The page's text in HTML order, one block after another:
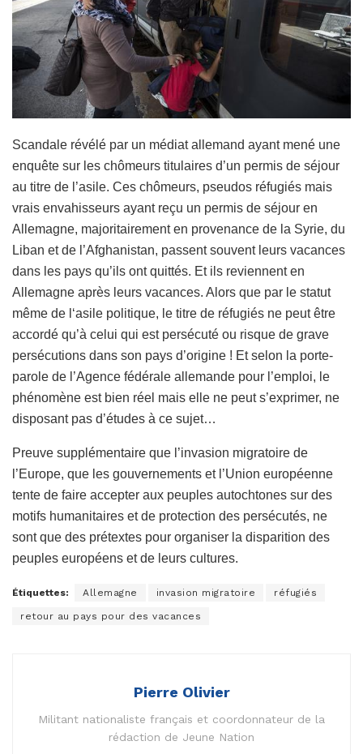
Scandale révélé par un médiat allemand ayant mené une
enquête sur les chômeurs titulaires d’un permis de séjour
au titre de l’asile. Ces chômeurs, pseudos réfugiés mais
vrais envahisseurs ayant reçu un permis de séjour en
Allemagne, majoritairement en provenance de la Syrie, du
Liban et de l’Afghanistan, passent souvent leurs vacances
dans les pays qu’ils ont quittés. Et ils reviennent en
Allemagne après leurs vacances. Alors que par le statut
même de l‘asile politique, le titre de réfugiés ne peut être
accordé qu’à celui qui est persécuté ou risque de grave
persécutions dans son pays d’origine ! Et selon la porte-
parole de l’Agence fédérale allemande pour l’emploi, le
phénomène est bien réel mais elle ne peut s’exprimer, ne
disposant pas d’études à ce sujet…
Preuve supplémentaire que l’invasion migratoire de
l’Europe, que les gouvernements et l’Union européenne
tente de faire accepter aux peuples autochtones sur des
motifs humanitaires et de protection des persécutés, ne
sont que des prétextes pour organiser la disparition des
peuples européens et de leurs cultures.
Étiquettes: Allemagne invasion migratoire réfugiés
retour au pays pour des vacances
Pierre Olivier
Militant nationaliste français et coordonnateur de la
rédaction de Jeune Nation